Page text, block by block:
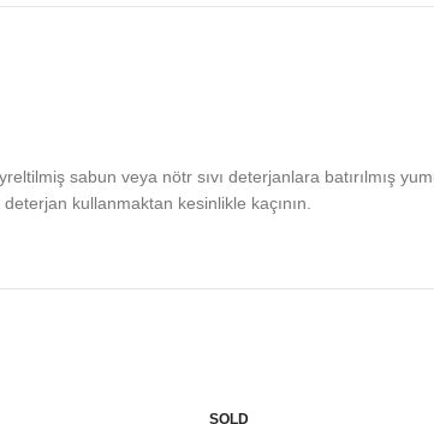
sabun veya nötr sıvı deterjanlara batırılmış
kullanmaktan kesinlikle kaçının.
SOLD